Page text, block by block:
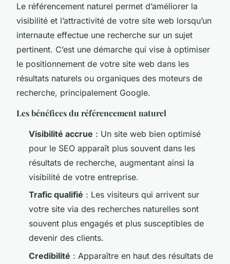
Le référencement naturel permet d’améliorer la
visibilité et l’attractivité de votre site web lorsqu’un
internaute effectue une recherche sur un sujet
pertinent. C’est une démarche qui vise à optimiser
le positionnement de votre site web dans les
résultats naturels ou organiques des moteurs de
recherche, principalement Google.
Les bénéfices du référencement naturel
Visibilité accrue : Un site web bien optimisé
pour le SEO apparaît plus souvent dans les
résultats de recherche, augmentant ainsi la
visibilité de votre entreprise.
Trafic qualifié : Les visiteurs qui arrivent sur
votre site via des recherches naturelles sont
souvent plus engagés et plus susceptibles de
devenir des clients.
Credibilité : Apparaître en haut des résultats de